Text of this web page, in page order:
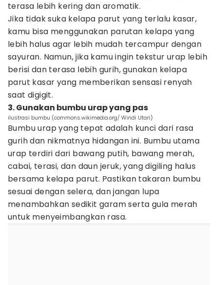
terasa lebih kering dan aromatik.
Jika tidak suka kelapa parut yang terlalu kasar,
kamu bisa menggunakan parutan kelapa yang
lebih halus agar lebih mudah tercampur dengan
sayuran. Namun, jika kamu ingin tekstur urap lebih
berisi dan terasa lebih gurih, gunakan kelapa
parut kasar yang memberikan sensasi renyah
saat digigit.
3. Gunakan bumbu urap yang pas
ilustrasi bumbu (commons.wikimedia.org/ Windi Utari)
Bumbu urap yang tepat adalah kunci dari rasa
gurih dan nikmatnya hidangan ini. Bumbu utama
urap terdiri dari bawang putih, bawang merah,
cabai, terasi, dan daun jeruk, yang digiling halus
bersama kelapa parut. Pastikan takaran bumbu
sesuai dengan selera, dan jangan lupa
menambahkan sedikit garam serta gula merah
untuk menyeimbangkan rasa.